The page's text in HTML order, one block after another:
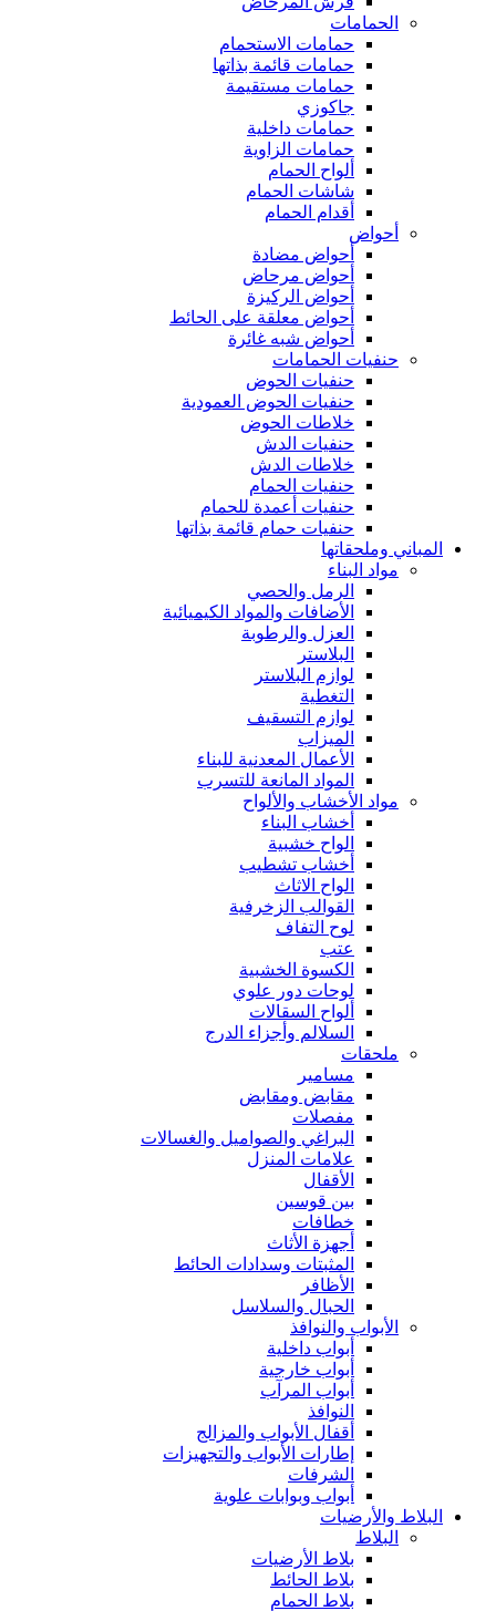
الحمامات
حمامات الاستحمام
حمامات قائمة بذاتها
حمامات مستقيمة
جاكوزي
حمامات داخلية
حمامات الزاوية
ألواح الحمام
شاشات الحمام
أقدام الحمام
أحواض
أحواض مضادة
أحواض مرحاض
أحواض الركيزة
أحواض معلقة على الحائط
أحواض شبه غائرة
حنفيات الحمامات
حنفيات الحوض
حنفيات الحوض العمودية
خلاطات الحوض
حنفيات الدش
خلاطات الدش
حنفيات الحمام
حنفيات أعمدة للحمام
حنفيات حمام قائمة بذاتها
المباني وملحقاتها
مواد البناء
الرمل والحصي
الأضافات والمواد الكيميائية
العزل والرطوبة
البلاستر
لوازم البلاستر
التغطية
لوازم التسقيف
الميزاب
الأعمال المعدنية للبناء
المواد المانعة للتسرب
مواد الأخشاب والألواح
أخشاب البناء
الواح خشبية
أخشاب تشطيب
الواح الاثاث
القوالب الزخرفية
لوح التفاف
عتب
الكسوة الخشبية
لوحات دور علوي
ألواح السقالات
السلالم وأجزاء الدرج
ملحقات
مسامير
مقابض ومقابض
مفصلات
البراغي والصواميل والغسالات
علامات المنزل
الأقفال
بين قوسين
خطافات
أجهزة الأثاث
المثبتات وسدادات الحائط
الأظافر
الحبال والسلاسل
الأبواب والنوافذ
أبواب داخلية
أبواب خارجية
أبواب المرآب
النوافذ
أقفال الأبواب والمزالج
إطارات الأبواب والتجهيزات
الشرفات
أبواب وبوابات علوية
البلاط والأرضيات
البلاط
بلاط الأرضيات
بلاط الحائط
بلاط الحمام